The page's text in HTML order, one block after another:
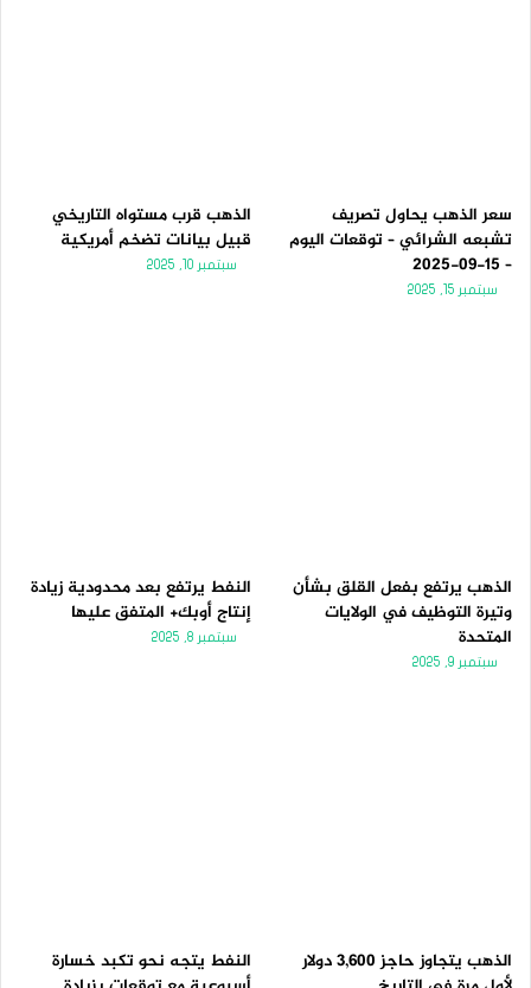
سعر الذهب يحاول تصريف
تشبعه الشرائي – توقعات اليوم
– 15-09-2025
سبتمبر 15, 2025
الذهب قرب مستواه التاريخي
قبيل بيانات تضخم أمريكية
سبتمبر 10, 2025
الذهب يرتفع بفعل القلق بشأن
وتيرة التوظيف في الولايات
المتحدة
سبتمبر 9, 2025
النفط يرتفع بعد محدودية زيادة
إنتاج أوبك+ المتفق عليها
سبتمبر 8, 2025
الذهب يتجاوز حاجز 3,600 دولار
النفط يتجه نحو تكبد خسارة